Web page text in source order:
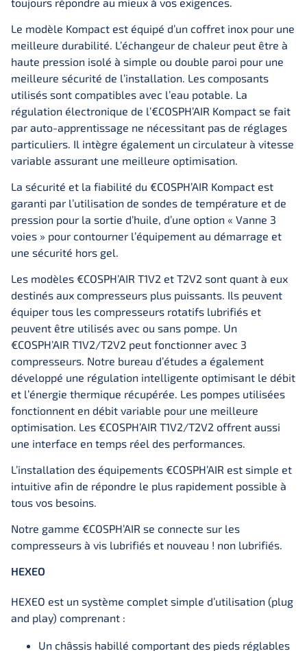
Le modèle Kompact est équipé d’un coffret inox pour une
meilleure durabilité. L’échangeur de chaleur peut être à
haute pression isolé à simple ou double paroi pour une
meilleure sécurité de l’installation. Les composants
utilisés sont compatibles avec l’eau potable. La
régulation électronique de l’€COSPH’AIR Kompact se fait
par auto-apprentissage ne nécessitant pas de réglages
particuliers. Il intègre également un circulateur à vitesse
variable assurant une meilleure optimisation.
La sécurité et la fiabilité du €COSPH’AIR Kompact est
garanti par l’utilisation de sondes de température et de
pression pour la sortie d’huile, d’une option « Vanne 3
voies » pour contourner l’équipement au démarrage et
une sécurité hors gel.
Les modèles €COSPH’AIR T1V2 et T2V2 sont quant à eux
destinés aux compresseurs plus puissants. Ils peuvent
équiper tous les compresseurs rotatifs lubrifiés et
peuvent être utilisés avec ou sans pompe. Un
€COSPH’AIR T1V2/T2V2 peut fonctionner avec 3
compresseurs. Notre bureau d’études a également
développé une régulation intelligente optimisant le débit
et l’énergie thermique récupérée. Les pompes utilisées
fonctionnent en débit variable pour une meilleure
optimisation. Les €COSPH’AIR T1V2/T2V2 offrent aussi
une interface en temps réel des performances.
L’installation des équipements €COSPH’AIR est simple et
intuitive afin de répondre le plus rapidement possible à
tous vos besoins.
Notre gamme €COSPH’AIR se connecte sur les
compresseurs à vis lubrifiés et nouveau ! non lubrifiés.
HEXEO
HEXEO est un système complet simple d’utilisation (plug
and play) comprenant :
Un châssis habillé comportant des pieds réglables